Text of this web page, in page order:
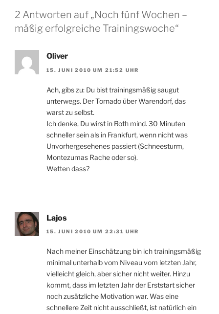
2 Antworten auf „Noch fünf Wochen –
mäßig erfolgreiche Trainingswoche“
Oliver
15. JUNI 2010 UM 21:52 UHR
Ach, gibs zu: Du bist trainingsmäßig saugut
unterwegs. Der Tornado über Warendorf, das
warst zu selbst.
Ich denke, Du wirst in Roth mind. 30 Minuten
schneller sein als in Frankfurt, wenn nicht was
Unvorhergesehenes passiert (Schneesturm,
Montezumas Rache oder so).
Wetten dass?
Lajos
15. JUNI 2010 UM 22:31 UHR
Nach meiner Einschätzung bin ich trainingsmäßig
minimal unterhalb vom Niveau vom letzten Jahr,
vielleicht gleich, aber sicher nicht weiter. Hinzu
kommt, dass im letzten Jahr der Erststart sicher
noch zusätzliche Motivation war. Was eine
schnellere Zeit nicht ausschließt, ist natürlich ein